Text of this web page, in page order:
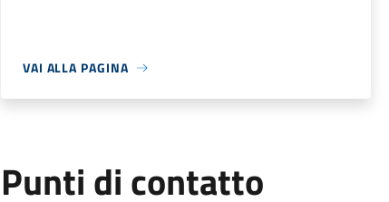
VAI ALLA PAGINA
Punti di contatto